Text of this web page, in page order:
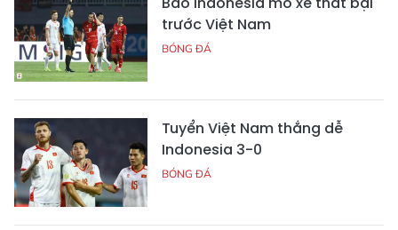
trước Việt Nam
BÓNG ĐÁ
Tuyển Việt Nam thắng dễ
Indonesia 3-0
BÓNG ĐÁ